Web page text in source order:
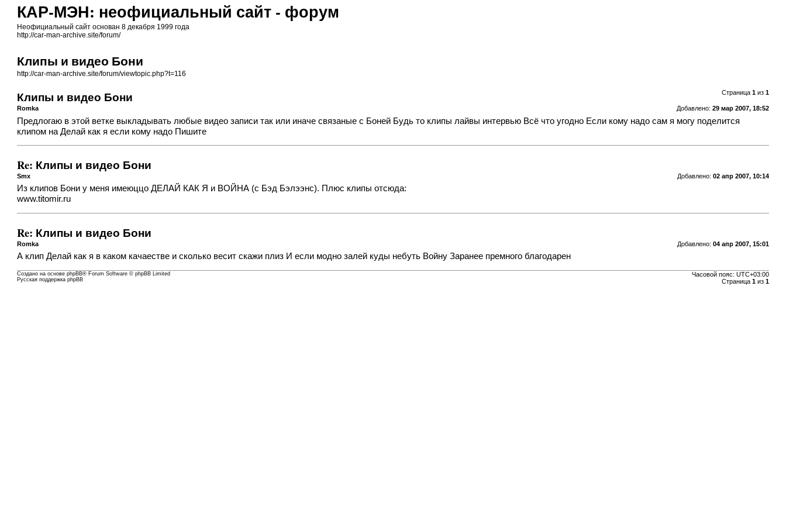
КАР-МЭН: неофициальный сайт - форум
Неофициальный сайт основан 8 декабря 1999 года
http://car-man-archive.site/forum/
Клипы и видео Бони
http://car-man-archive.site/forum/viewtopic.php?t=116
Страница 1из 1
Клипы и видео Бони
Добавлено: 29 мар 2007, 18:52
Romka
Предлогаю в этой ветке выкладывать любые видео записи так или иначе связаные с Боней Будь то клипы лайвы интервью Всё что угодно Если кому надо сам я могу поделится
клипом на Делай как я если кому надо Пишите
Re: Клипы и видео Бони
Добавлено: 02 апр 2007, 10:14
Smx
Из клипов Бони у меня имеюццо ДЕЛАЙ КАК Я и ВОЙНА (с Бэд Бэлээнс). Плюс клипы отсюда:
www.titomir.ru
Re: Клипы и видео Бони
Добавлено: 04 апр 2007, 15:01
Romka
А клип Делай как я в каком качаестве и сколько весит скажи плиз И если модно залей куды небуть Войну Заранее премного благодарен
Часовой пояс: UTC+03:00
Страница 1из 1
Создано на основеphpBB® Forum Software © phpBB Limited
Русская поддержка phpBB